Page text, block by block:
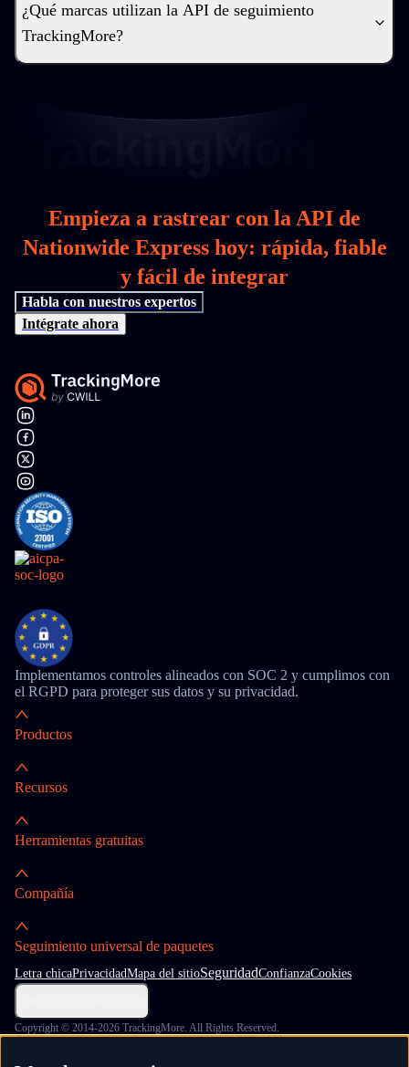
¿Qué marcas utilizan la API de seguimiento
TrackingMore?
Empieza a rastrear con la API de
Nationwide Express hoy: rápida, fiable
y fácil de integrar
Habla con nuestros expertos
Intégrate ahora
Implementamos controles alineados con SOC 2 y cumplimos con
el RGPD para proteger sus datos y su privacidad.
Productos
Recursos
Herramientas gratuitas
Compañía
Seguimiento universal de paquetes
Letra chicaPrivacidadMapa del sitioSeguridadConfianzaCookies
Copyright © 2014-2026 TrackingMore. All Rights Reserved.